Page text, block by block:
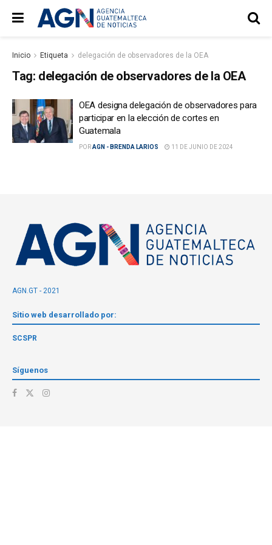
Inicio Etiqueta delegación de observadores de la OEA
Tag: delegación de observadores de la OEA
OEA designa delegación de observadores para
participar en la elección de cortes en
Guatemala
PORAGN - BRENDA LARIOS 11 DE JUNIO DE 2024
AGN.GT - 2021
Sitio web desarrollado por:
SCSPR
Síguenos